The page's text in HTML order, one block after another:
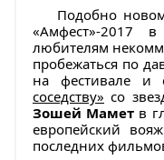
Подобно
«Амфест»-2017
любителям
пробежаться по
на фестивале и
соседству» со
Зошей Мамет в
европейский
последних